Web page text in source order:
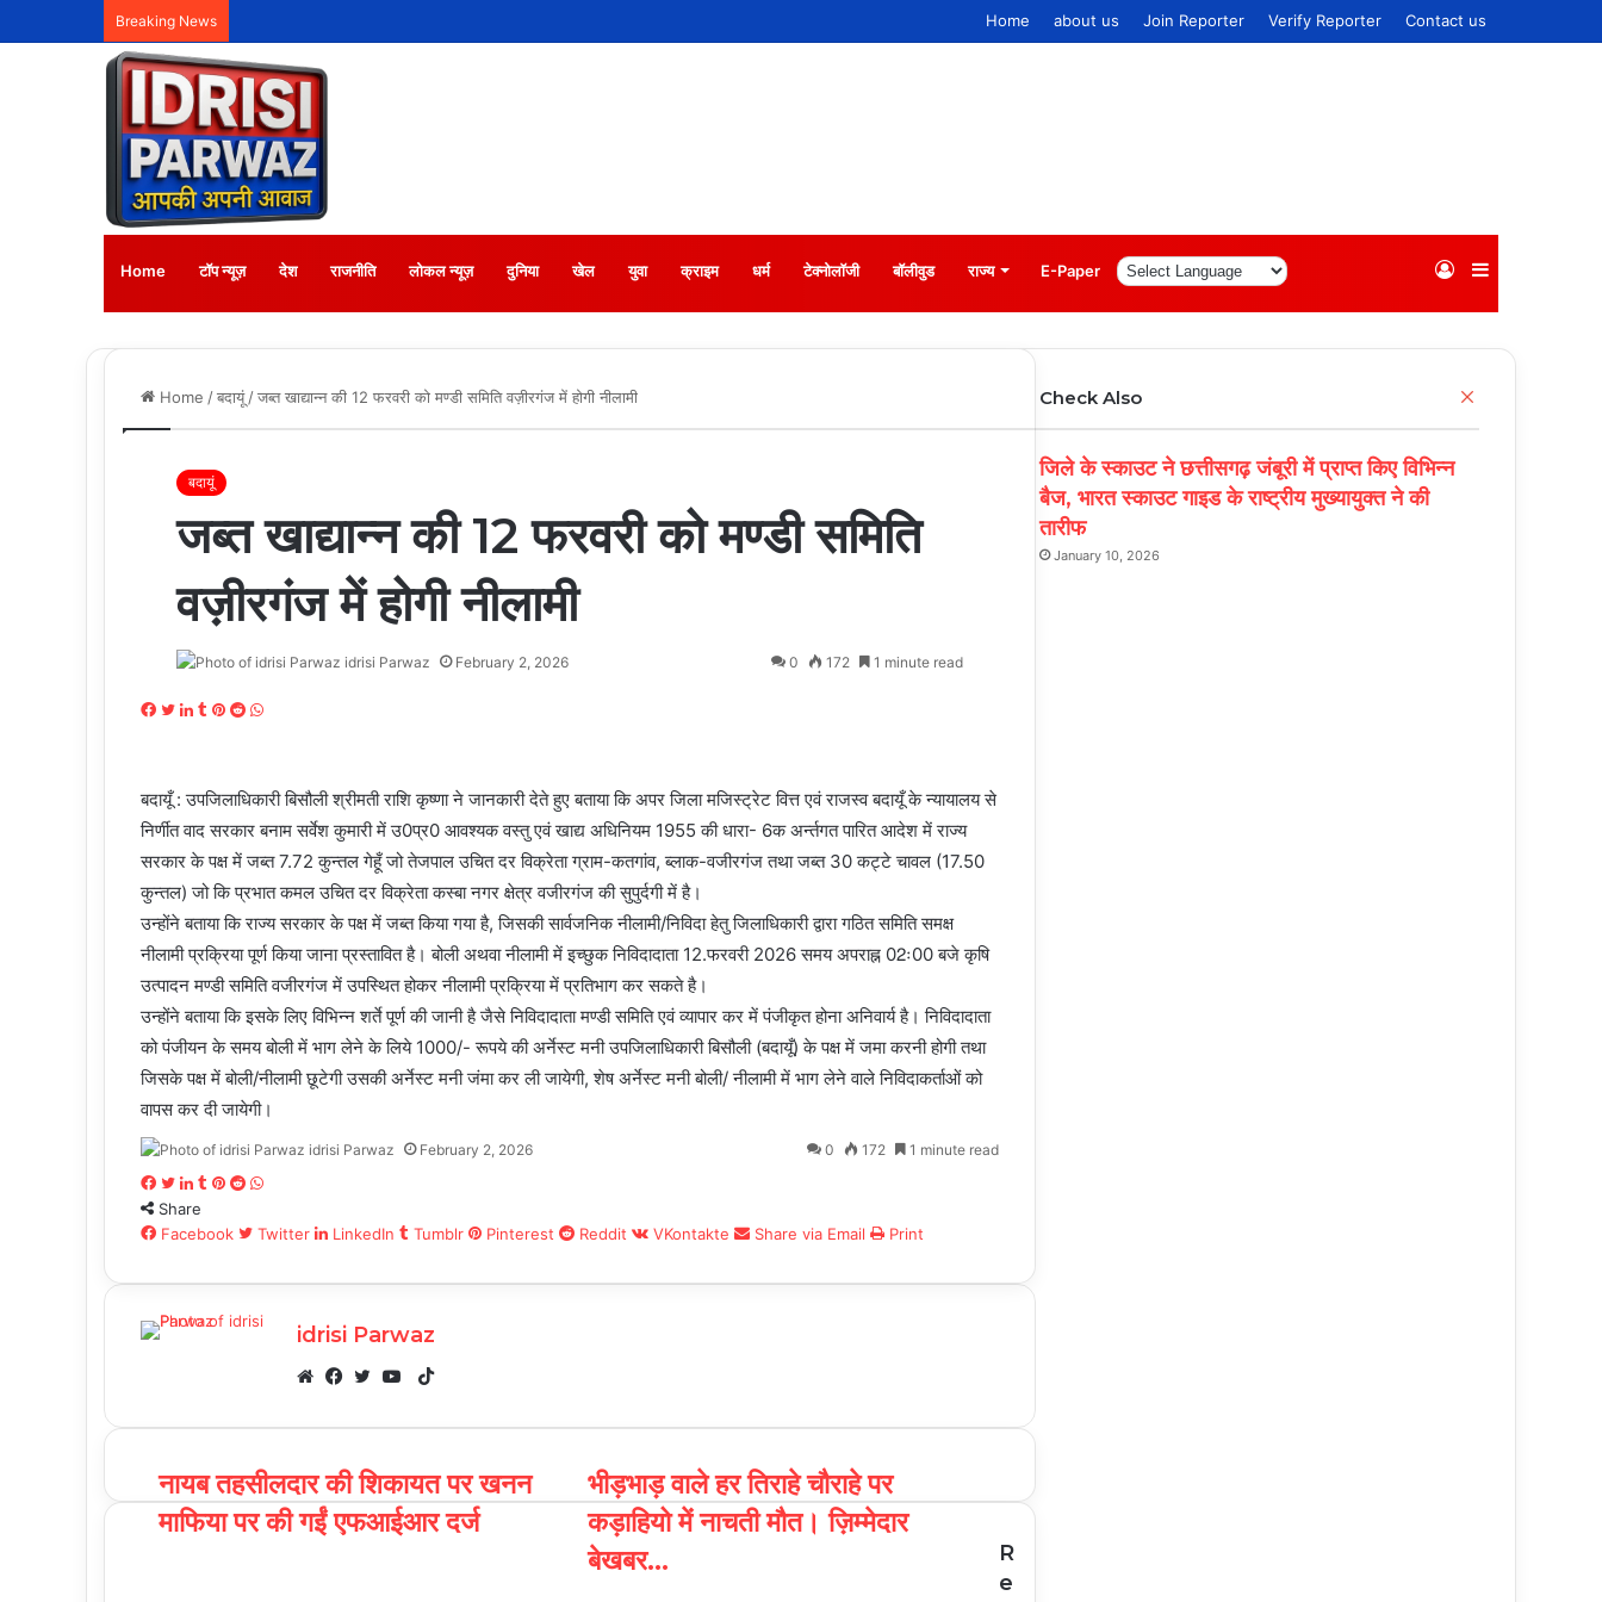
Breaking News Home about us Join Reporter Verify Reporter Contact us
Home टॉप न्यूज़ देश राजनीति लोकल न्यूज़ दुनिया खेल युवा क्राइम धर्म टेक्नोलॉजी बॉलीवुड राज्य E-Paper Sidebar
Log
Home /बदायूं /जब्त खाद्यान्न की 12 फरवरी को मण्डी समिति वज़ीरगंज में होगी नीलामी
बदायूं
जब्त खाद्यान्न की 12 फरवरी को मण्डी समिति
वज़ीरगंज में होगी नीलामी
idrisi Parwaz February 2, 2026 0 172 1 minute read
Facebook
Twitter
LinkedIn
Tumblr
Pinterest
Reddit
WhatsApp
बदायूँ : उपजिलाधिकारी बिसौली श्रीमती राशि कृष्णा ने जानकारी देते हुए बताया कि अपर जिला मजिस्ट्रेट वित्त एवं राजस्व बदायूँ के न्यायालय से
निर्णीत वाद सरकार बनाम सर्वेश कुमारी में उ0प्र0 आवश्यक वस्तु एवं खाद्य अधिनियम 1955 की धारा- 6क अर्न्तगत पारित आदेश में राज्य
सरकार के पक्ष में जब्त 7.72 कुन्तल गेहूँ जो तेजपाल उचित दर विक्रेता ग्राम-कतगांव, ब्लाक-वजीरगंज तथा जब्त 30 कट्टे चावल (17.50
कुन्तल) जो कि प्रभात कमल उचित दर विक्रेता कस्बा नगर क्षेत्र वजीरगंज की सुपुर्दगी में है।
उन्होंने बताया कि राज्य सरकार के पक्ष में जब्त किया गया है, जिसकी सार्वजनिक नीलामी/निविदा हेतु जिलाधिकारी द्वारा गठित समिति समक्ष
नीलामी प्रक्रिया पूर्ण किया जाना प्रस्तावित है। बोली अथवा नीलामी में इच्छुक निविदादाता 12.फरवरी 2026 समय अपराह्न 02ः00 बजे कृषि
उत्पादन मण्डी समिति वजीरगंज में उपस्थित होकर नीलामी प्रक्रिया में प्रतिभाग कर सकते है।
उन्होंने बताया कि इसके लिए विभिन्न शर्ते पूर्ण की जानी है जैसे निविदादाता मण्डी समिति एवं व्यापार कर में पंजीकृत होना अनिवार्य है। निविदादाता
को पंजीयन के समय बोली में भाग लेने के लिये 1000/- रूपये की अर्नेस्ट मनी उपजिलाधिकारी बिसौली (बदायूँ) के पक्ष में जमा करनी होगी तथा
जिसके पक्ष में बोली/नीलामी छूटेगी उसकी अर्नेस्ट मनी जंमा कर ली जायेगी, शेष अर्नेस्ट मनी बोली/ नीलामी में भाग लेने वाले निविदाकर्ताओं को
वापस कर दी जायेगी।
idrisi Parwaz February 2, 2026 0 172 1 minute read
Facebook
Twitter
LinkedIn
Tumblr
Pinterest
Reddit
WhatsApp
Share
Facebook
Twitter LinkedIn Tumblr Pinterest Reddit VKontakte Share via Email Print
idrisi Parwaz
TikTok
नायब तहसीलदार की शिकायत पर खनन
माफिया पर की गईं एफआईआर दर्ज
भीड़भाड़ वाले हर तिराहे चौराहे पर
कड़ाहियो में नाचती मौत। ज़िम्मेदार
बेखबर...
R
e
Check Also
जिले के स्काउट ने छत्तीसगढ़ जंबूरी में प्राप्त किए विभिन्न
बैज, भारत स्काउट गाइड के राष्ट्रीय मुख्यायुक्त ने की
तारीफ
January 10, 2026